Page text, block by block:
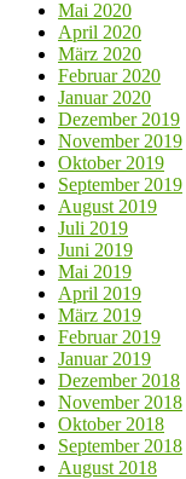
Mai 2020
April 2020
März 2020
Februar 2020
Januar 2020
Dezember 2019
November 2019
Oktober 2019
September 2019
August 2019
Juli 2019
Juni 2019
Mai 2019
April 2019
März 2019
Februar 2019
Januar 2019
Dezember 2018
November 2018
Oktober 2018
September 2018
August 2018